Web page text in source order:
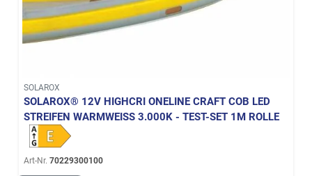
SOLAROX
SOLAROX® 12V HIGHCRI ONELINE CRAFT COB LED
STREIFEN WARMWEISS 3.000K - TEST-SET 1M ROLLE
Art-Nr. 70229300100